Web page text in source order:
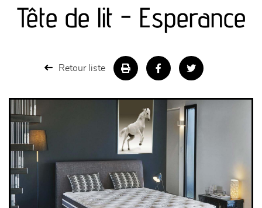
séjours
meubles de complément
literie
décoration
Tête de lit - Esperance
Retour liste